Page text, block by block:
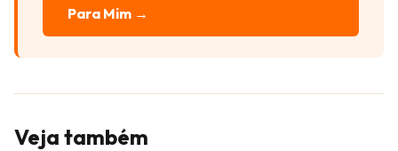
Para Mim →
Veja também